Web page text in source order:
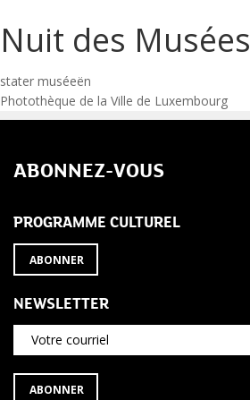
Nuit des Musées
Navigation
de
l’article
stater muséeën
Photothèque de la Ville de Luxembourg
ABONNEZ-VOUS
PROGRAMME CULTUREL
ABONNER
NEWSLETTER
Votre courriel
S'ABONNER
ABONNER